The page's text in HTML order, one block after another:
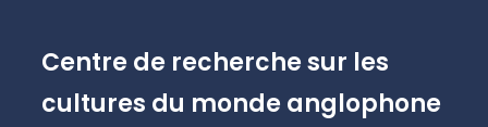
Centre de recherche sur les
cultures du monde anglophone